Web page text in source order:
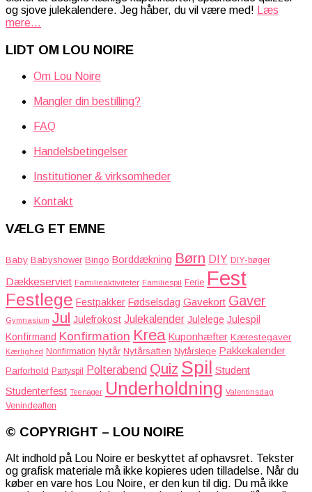
og sjove julekalendere. Jeg håber, du vil være med!
Læs
mere...
LIDT OM LOU NOIRE
Om Lou Noire
Mangler din bestilling?
FAQ
Handelsbetingelser
Institutioner & virksomheder
Kontakt
VÆLG ET EMNE
Baby Babyshower Bingo Borddækning Børn DIY DIY-bøger
Dækkeserviet Familieaktiviteter Familiespil Ferie Fest
Festlege Festpakker Fødselsdag Gavekort Gaver
Gymnasium Jul Julefrokost Julekalender Julelege Julespil
Konfirmand Konfirmation Krea Kuponhæfter Kærestegaver
Kærlighed Nonfirmation Nytår Nytårsaften Nytårslege Pakkekalender
Parforhold Partyspil Polterabend Quiz Spil Student
Studenterfest Teenager Underholdning Valentinsdag
Venindeaften
© COPYRIGHT – LOU NOIRE
Alt indhold på Lou Noire er beskyttet af ophavsret. Tekster
og grafisk materiale må ikke kopieres uden tilladelse. Når du
køber en vare hos Lou Noire, er den kun til dig. Du må ikke